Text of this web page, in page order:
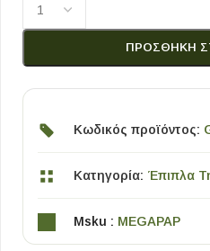
ΠΡΟΣΘΉΚΗ
Κωδικός προϊόντος:
Κατηγορία: Έπιπλα
Msku : MEGAPAP